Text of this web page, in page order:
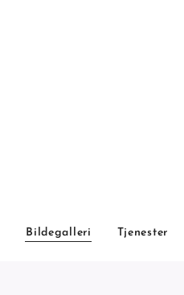
Bildegalleri Tjenester